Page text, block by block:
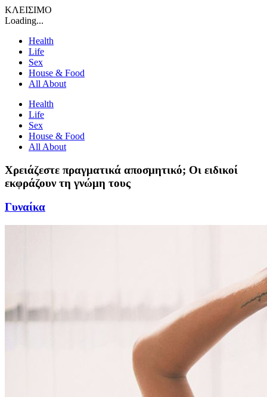
ΚΛΕΙΣΙΜΟ
Loading...
Health
Life
Sex
House & Food
All About
Health
Life
Sex
House & Food
All About
Χρειάζεστε πραγματικά αποσμητικό; Οι ειδικοί
εκφράζουν τη γνώμη τους
Γυναίκα